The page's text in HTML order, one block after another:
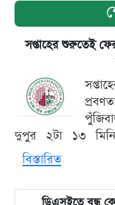
সপ্তাহের শুরুতেই
দুপুর ২টা ১৩
বিস্তারিত